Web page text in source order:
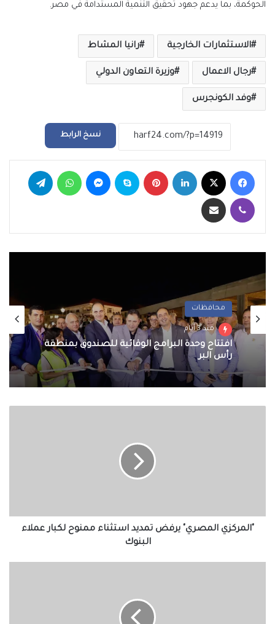
الحوكمة، بما يدعم جهود تحقيق التنمية المستدامة في مصر.
الاستثمارات الخارجية رانيا المشاط
رجال الاعمال وزيرة التعاون الدولي
وفد الكونجرس
نسخ الرابط
فيسبوك لينكدإن بينتيريست سكايب ماسنجر واتساب
ڤايبر مشاركة عبر البريد
محافظات
منذ 3 أيام
افتتاح وحدة البرامج الوقائية للصندوق بمنطقة
معرض الصور
منذ 3 أيام
احتفالات جماهير طرابزون سبور بصفقة القرن
محمد صلاح
البنوك
"المركزي المصري" يرفض تمديد استثناء ممنوح لكبار عملاء
البنوك